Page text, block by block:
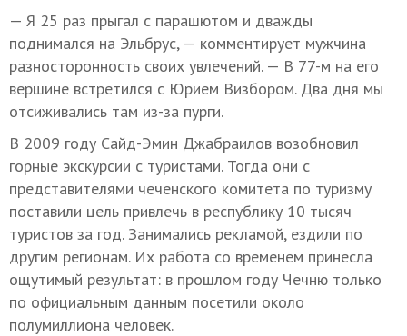
— Я 25 раз прыгал с парашютом и дважды
поднимался на Эльбрус, — комментирует мужчина
разносторонность своих увлечений. — В 77-м на его
вершине встретился с Юрием Визбором. Два дня мы
отсиживались там из-за пурги.
В 2009 году Сайд-Эмин Джабраилов возобновил
горные экскурсии с туристами. Тогда они с
представителями чеченского комитета по туризму
поставили цель привлечь в республику 10 тысяч
туристов за год. Занимались рекламой, ездили по
другим регионам. Их работа со временем принесла
ощутимый результат: в прошлом году Чечню только
по официальным данным посетили около
полумиллиона человек.